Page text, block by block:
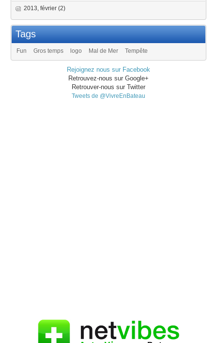
2013, février(2)
Tags
Fun Gros temps logo Mal de Mer Tempête
Rejoignez nous sur Facebook
Retrouvez-nous sur Google+
Retrouver-nous sur Twitter
Tweets de @VivreEnBateau